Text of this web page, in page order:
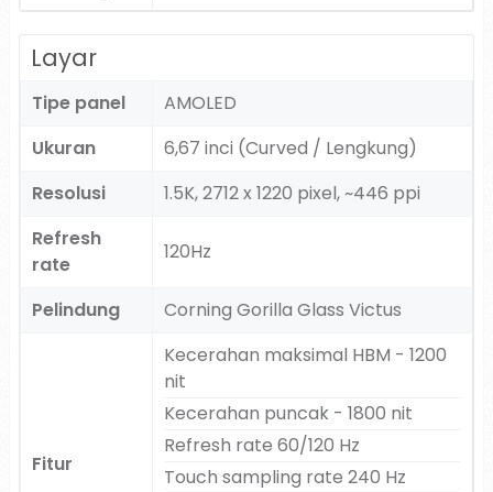
Layar
Tipe panel
AMOLED
Ukuran
6,67 inci (Curved / Lengkung)
Resolusi
1.5K, 2712 x 1220 pixel, ~446 ppi
Refresh
rate
120Hz
Pelindung Corning Gorilla Glass Victus
Fitur
Kecerahan maksimal HBM - 1200
nit
Kecerahan puncak - 1800 nit
Refresh rate 60/120 Hz
Touch sampling rate 240 Hz